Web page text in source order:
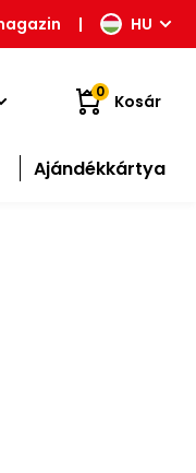
| HU
0 Kosár
Ajándékkártya